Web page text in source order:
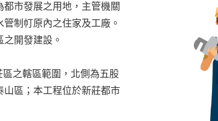
市發展之用地，主管機關
制帄原內之住家及工廠。
開發建設。
之轄區範圍，北側為五股
山區；本工程位於新莊都市